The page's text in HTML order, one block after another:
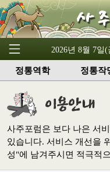
2026년 8월 7일
정통역학 정통작
사주포럼은 보다 나은 서
있습니다. 서비스 개선을
성"에 남겨주시면 적극적